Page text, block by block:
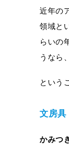
近年の
領域と
らいの
うなら
という
文房具
かみつ